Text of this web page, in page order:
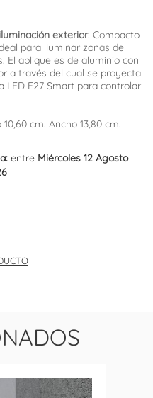
exterior. Compacto
para iluminar zonas de
El aplique es de aluminio con
a través del cual se proyecta
LED E27 Smart para controlar
cm. Ancho 13,80 cm.
entre Miércoles 12 Agosto